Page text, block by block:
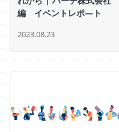
編 イベントレポ―ト
2023.08.23